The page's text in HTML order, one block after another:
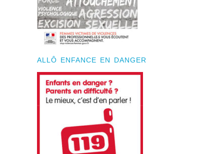
ALLÔ ENFANCE EN DANGER